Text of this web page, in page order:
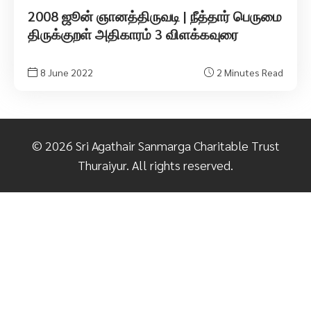
2008 ஜூன் ஞானத்திருவடி | நீத்தார் பெருமை
திருக்குறள் அதிகாரம் 3 விளக்கவுரை
8 June 2022 2 Minutes Read
© 2026 Sri Agathair Sanmarga Charitable Trust
Thuraiyur. All rights reserved.